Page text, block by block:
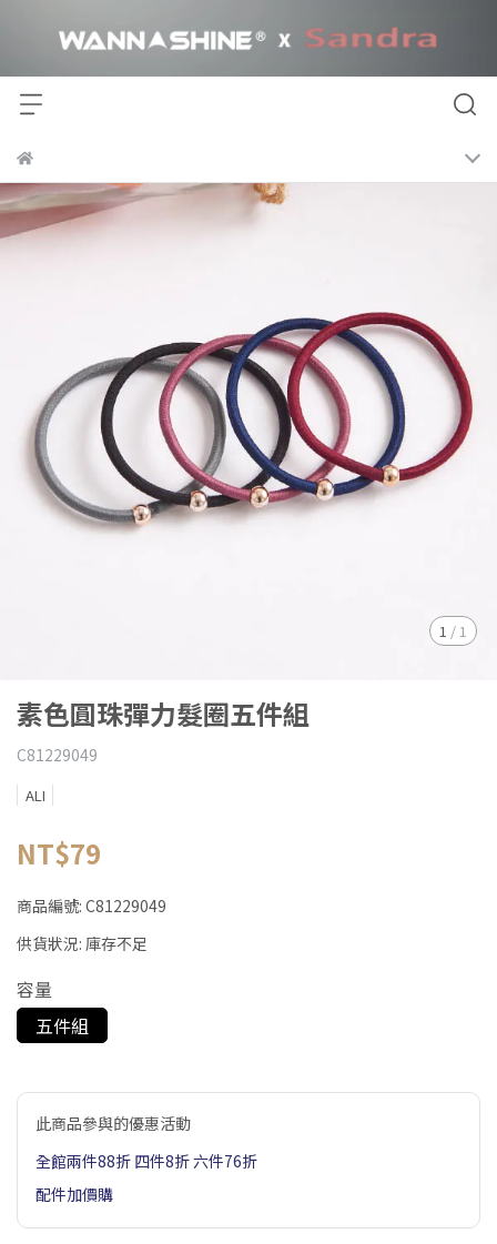
1 / 1
素色圓珠彈力髮圈五件組
C81229049
ALI
NT$79
商品編號: C81229049
供貨狀況: 庫存不足
容量
五件組
此商品參與的優惠活動
全館兩件88折 四件8折 六件76折
配件加價購